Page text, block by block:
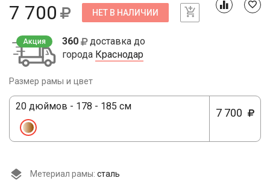
7 700 НЕТ В НАЛИЧИИ
Акция 360
доставка до
города Краснодар
Размер рамы и цвет
20 дюймов - 178 - 185 см
7 700
Метериал рамы: сталь